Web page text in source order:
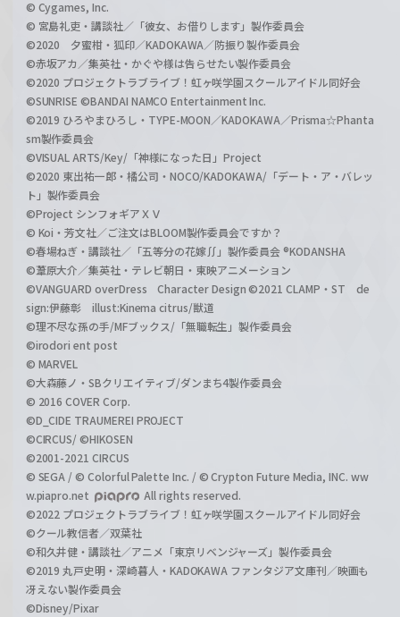
© Cygames, Inc.
© 宮島礼吏・講談社／「彼女、お借りします」製作委員会
©2020 夕蜜柑・狐印／KADOKAWA／防振り製作委員会
©赤坂アカ／集英社・かぐや様は告らせたい製作委員会
©2020 プロジェクトラブライブ！虹ヶ咲学園スクールアイドル同好会
©SUNRISE ©BANDAI NAMCO Entertainment Inc.
©2019 ひろやまひろし・TYPE-MOON／KADOKAWA／Prisma☆Phanta
sm製作委員会
©VISUAL ARTS/Key/「神様になった日」Project
©2020 東出祐一郎・橘公司・NOCO/KADOKAWA/「デート・ア・バレッ
ト」製作委員会
©Project シンフォギアＸＶ
© Koi・芳文社／ご注文はBLOOM製作委員会ですか？
©春場ねぎ・講談社／「五等分の花嫁∬」製作委員会 ®KODANSHA
©葦原大介／集英社・テレビ朝日・東映アニメーション
©VANGUARD overDress Character Design ©2021 CLAMP・ST de
sign:伊藤彰 illust:Kinema citrus/獣道
©理不尽な孫の手/MFブックス/「無職転生」製作委員会
©irodori ent post
© MARVEL
©大森藤ノ・SBクリエイティブ/ダンまち4製作委員会
© 2016 COVER Corp.
©D_CIDE TRAUMEREI PROJECT
©CIRCUS/ ©HIKOSEN
©2001-2021 CIRCUS
© SEGA / © Colorful Palette Inc. / © Crypton Future Media, INC. ww
w.piapro.net
All rights reserved.
©2022 プロジェクトラブライブ！虹ヶ咲学園スクールアイドル同好会
©クール教信者／双葉社
©和久井健・講談社／アニメ「東京リベンジャーズ」製作委員会
©2019 丸戸史明・深崎暮人・KADOKAWA ファンタジア文庫刊／映画も
冴えない製作委員会
©Disney/Pixar